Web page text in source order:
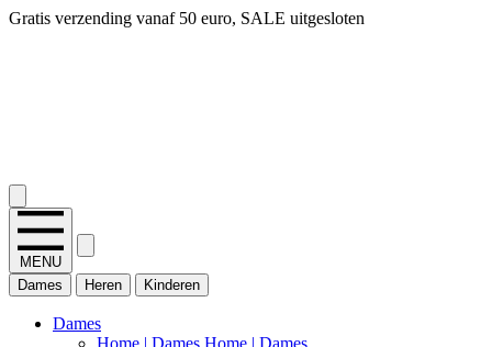
14 dagen bedenktijd, snel geld terug!
MENU
Dames
Heren Kinderen
Dames